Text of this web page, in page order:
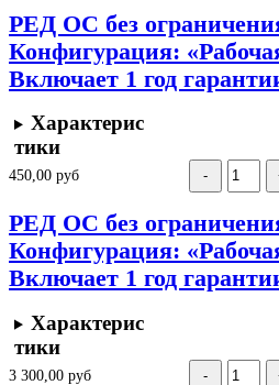
РЕД ОС без
Конфигурация:
Включает 1 год
Характерис
тики
450,00 руб
РЕД ОС без
Конфигурация:
Включает 1 год
Характерис
тики
3 300,00 руб